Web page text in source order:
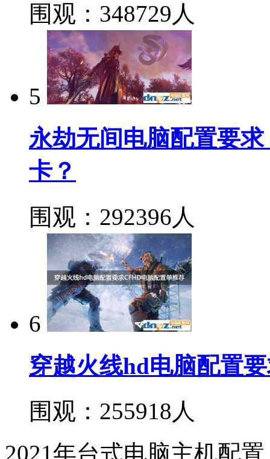
围观：348729人
5
永劫无间电脑配置要
卡？
围观：292396人
6
穿越火线hd电脑配置
围观：255918人
2021年台式电脑主机配